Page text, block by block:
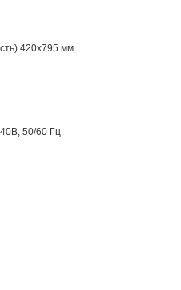
420х795 мм
50/60 Гц